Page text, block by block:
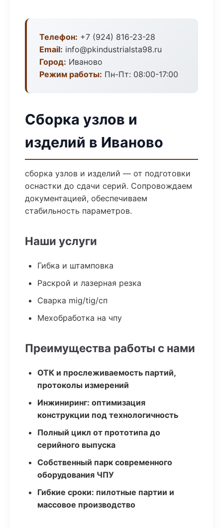
Телефон: +7 (924) 816-23-28
Email: info@pkindustrialsta98.ru
Город: Иваново
Режим работы: Пн-Пт: 08:00-17:00
Сборка узлов и
изделий в Иваново
сборка узлов и изделий — от подготовки
оснастки до сдачи серий. Сопровождаем
документацией, обеспечиваем
стабильность параметров.
Наши услуги
Гибка и штамповка
Раскрой и лазерная резка
Сварка mig/tig/сп
Мехобработка на чпу
Преимущества работы с нами
ОТК и прослеживаемость партий,
протоколы измерений
Инжиниринг: оптимизация
конструкции под технологичность
Полный цикл от прототипа до
серийного выпуска
Собственный парк современного
оборудования ЧПУ
Гибкие сроки: пилотные партии и
массовое производство